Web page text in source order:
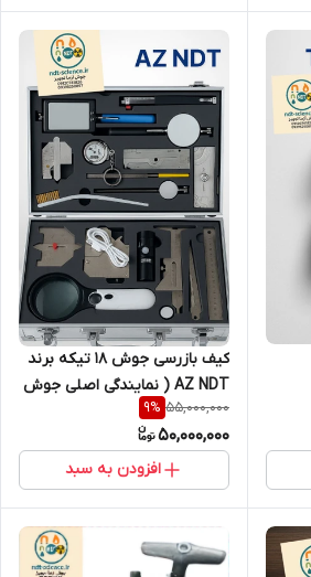
کیف بازرسی جوش 18 تیکه برند
AZ NDT ( نمایندگی اصلی جوش
آزما تجهیز 09120741826)
55,000,000
9%
50,000,000
افزودن به سبد